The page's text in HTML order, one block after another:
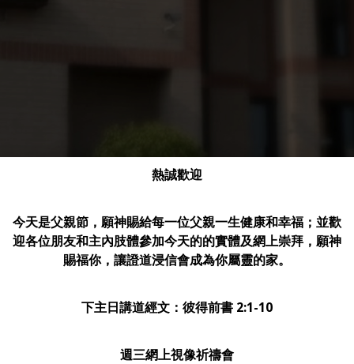
熱誠歡迎
今天是父親節，願神賜給每一位父親一生健康和幸福；並歡
迎各位朋友和主內肢體參加今天的的實體及網上崇拜，願神
賜福你，讓證道浸信會成為你屬靈的家。
下主日講道經文：彼得前書 2:1-10
週三網上視像祈禱會